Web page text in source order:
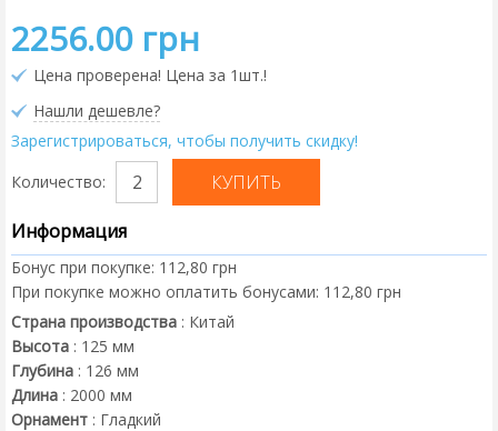
2256.00 грн
Цена проверена! Цена за 1шт.!
Нашли дешевле?
Зарегистрироваться, чтобы получить скидку!
Количество:
Информация
Бонус при покупке: 112,80 грн
При покупке можно оплатить бонусами: 112,80 грн
Страна производства : Китай
Высота : 125 мм
Глубина : 126 мм
Длина : 2000 мм
Орнамент : Гладкий